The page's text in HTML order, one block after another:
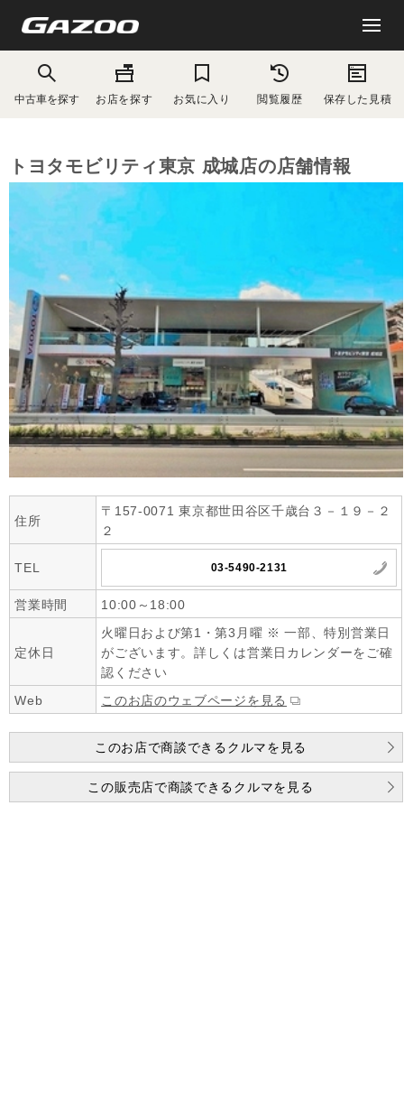
中古車を探す お店を探す お気に入り 閲覧履歴 保存した見積
トヨタモビリティ東京 成城店の店舗情報
住所
〒157-0071 東京都世田谷区千歳台３－１９－２
２
TEL 03-5490-2131
営業時間 10:00～18:00
定休日
火曜日および第1・第3月曜 ※ 一部、特別営業日
がございます。詳しくは営業日カレンダーをご確
認ください
Web
このお店のウェブページを見る
このお店で商談できるクルマを見る
この販売店で商談できるクルマを見る